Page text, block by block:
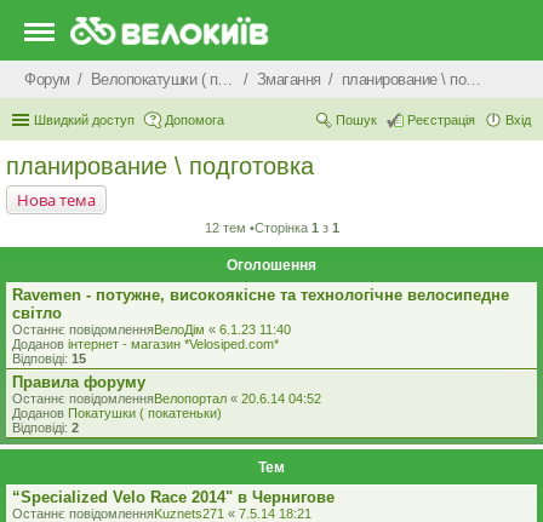
Форум Велопокатушки ( покатеньки), велопоходи, туризм. Змагання планирование \ подготовка
Швидкий доступ Допомога Вхід
Реєстрація
Пошук
планирование \ подготовка
Нова тема
12 тем •Сторінка 1 з 1
Оголошення
Ravemen - потужне, високоякісне та технологічне велосипедне
світло
Останнє повідомленняВелоДім « 6.1.23 11:40
Доданов iнтернет - магазин *Velosiped.com*
Відповіді: 15
Правила форуму
Останнє повідомленняВелопортал « 20.6.14 04:52
Доданов Покатушки ( покатеньки)
Відповіді: 2
Тем
“Specialized Velo Race 2014" в Чернигове
Останнє повідомленняKuznets271 « 7.5.14 18:21